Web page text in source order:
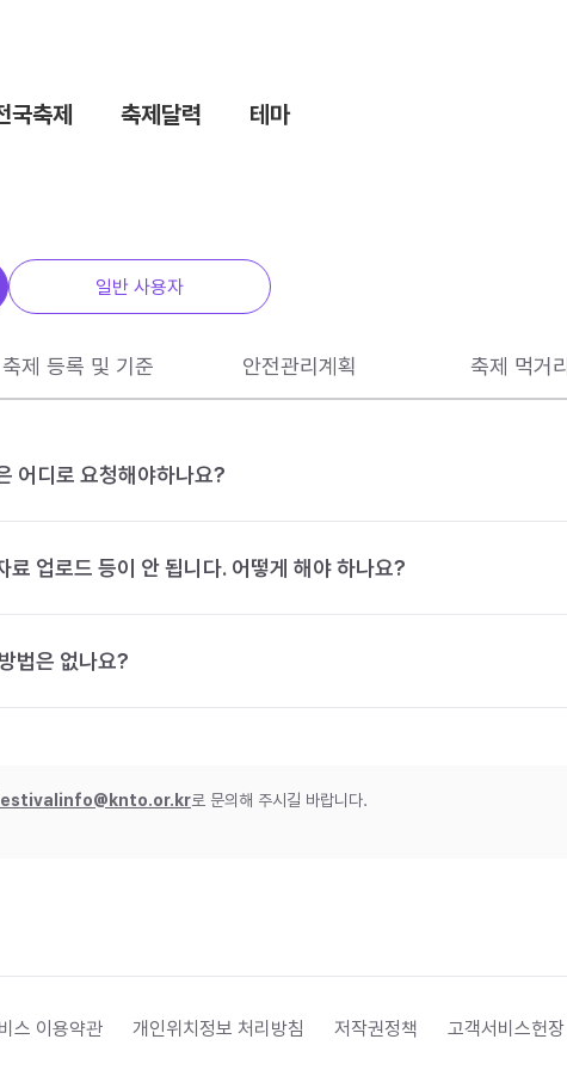
국축제 축제달력 테마
일반 사용자
축제 등록 및 기준 안전관리계획 축제 먹거리
어디로 요청해야하나요?
료 업로드 등이 안 됩니다. 어떻게 해야 하나요?
법은 없나요?
로 문의해 주시길 바랍니다.
스 이용약관 개인위치정보 처리방침 저작권정책 고객서비스헌장